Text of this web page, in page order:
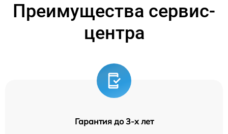
Преимущества сервис-
центра
Гарантия до 3-х лет